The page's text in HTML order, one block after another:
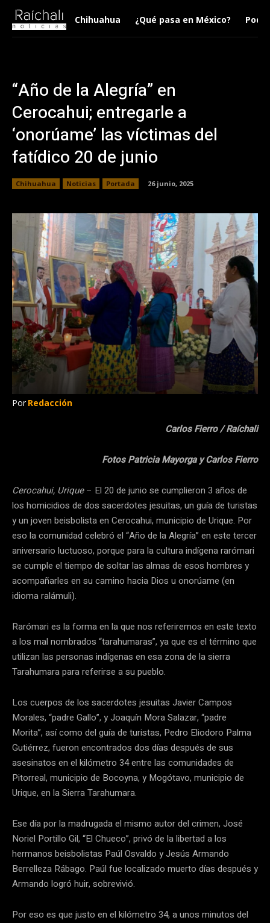
Chihuahua ¿Qué pasa en México?
“Año de la Alegría” en
Cerocahui; entregarle a
‘onorúame’ las víctimas del
fatídico 20 de junio
Chihuahua Noticias Portada 26 junio, 2025
Por Redacción
Carlos Fierro / Raíchali
Fotos Patricia Mayorga y Carlos Fierro
Cerocahui, Urique– El 20 de junio se cumplieron 3 años de
los homicidios de dos sacerdotes jesuitas, un guía de turistas
y un joven beisbolista en Cerocahui, municipio de Urique. Por
eso la comunidad celebró el “Año de la Alegría” en este tercer
aniversario luctuoso, porque para la cultura indígena rarómari
se cumple el tiempo de soltar las almas de esos hombres y
acompañarles en su camino hacia Dios u onorúame (en
idioma ralámuli).
Rarómari es la forma en la que nos referiremos en este texto
a los mal nombrados “tarahumaras”, ya que es el término que
utilizan las personas indígenas en esa zona de la sierra
Tarahumara para referirse a su pueblo.
Los cuerpos de los sacerdotes jesuitas Javier Campos
Morales, “padre Gallo”, y Joaquín Mora Salazar, “padre
Morita”, así como del guía de turistas, Pedro Eliodoro Palma
Gutiérrez, fueron encontrados dos días después de sus
asesinatos en el kilómetro 34 entre las comunidades de
Pitorreal, municipio de Bocoyna, y Mogótavo, municipio de
Urique, en la Sierra Tarahumara.
Ese día por la madrugada el mismo autor del crimen, José
Noriel Portillo Gil, “El Chueco”, privó de la libertad a los
hermanos beisbolistas Paúl Osvaldo y Jesús Armando
Berrelleza Rábago. Paúl fue localizado muerto días después y
Armando logró huir, sobrevivió.
Por eso es que justo en el kilómetro 34, a unos minutos del